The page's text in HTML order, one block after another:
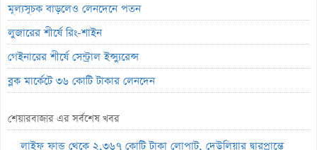
মূল্যসূচক বাড়লেও লেনদেনে পতন
লুজারের শীর্ষে রিং-শাইন
গেইনারের শীর্ষে সেন্ট্রাল ইন্স্যুরেন্স
ব্লক মার্কেটে ৩৬ কোটি টাকার লেনদেন
বৃহস্পতিবার লেনদেনে ফিরবে ইউসিবি
শেয়ারবাজার এর সর্বশেষ খবর
লাইফ ফান্ড থেকে ২,৩৬৭ কোটি টাকা লোপাট, দেউলিয়ার দ্বারপ্রান্তে